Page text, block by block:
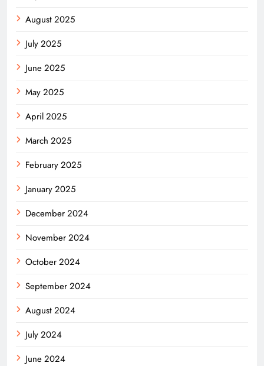
August 2025
July 2025
June 2025
May 2025
April 2025
March 2025
February 2025
January 2025
December 2024
November 2024
October 2024
September 2024
August 2024
July 2024
June 2024